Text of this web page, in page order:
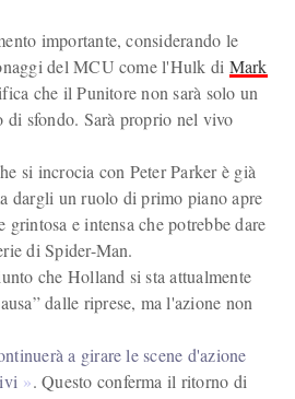
importante, considerando le
del MCU come l'Hulk di Mark
che il Punitore non sarà solo un
di sfondo. Sarà proprio nel vivo
si incrocia con Peter Parker è già
dargli un ruolo di primo piano apre
grintosa e intensa che potrebbe dare
di Spider-Man.
che Holland si sta attualmente
dalle riprese, ma l'azione non
a girare le scene d'azione
. Questo conferma il ritorno di